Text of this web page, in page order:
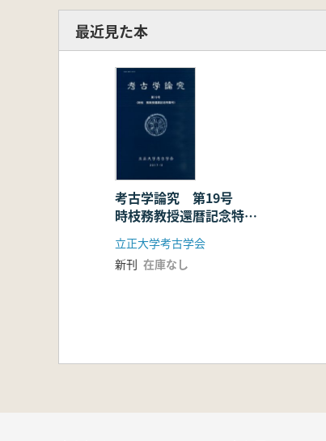
最近見た本
考古学論究 第19号
時枝務教授還暦記念特集
号
立正大学考古学会
新刊 在庫なし